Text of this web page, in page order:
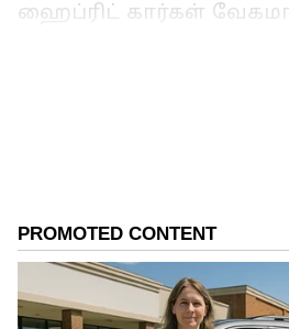
ஹைப்ரிட் கார்கள்
செய்கின்றன. அதிக
பிரபலமான ஹைப்ரிட்
இந்த செய்தியில்